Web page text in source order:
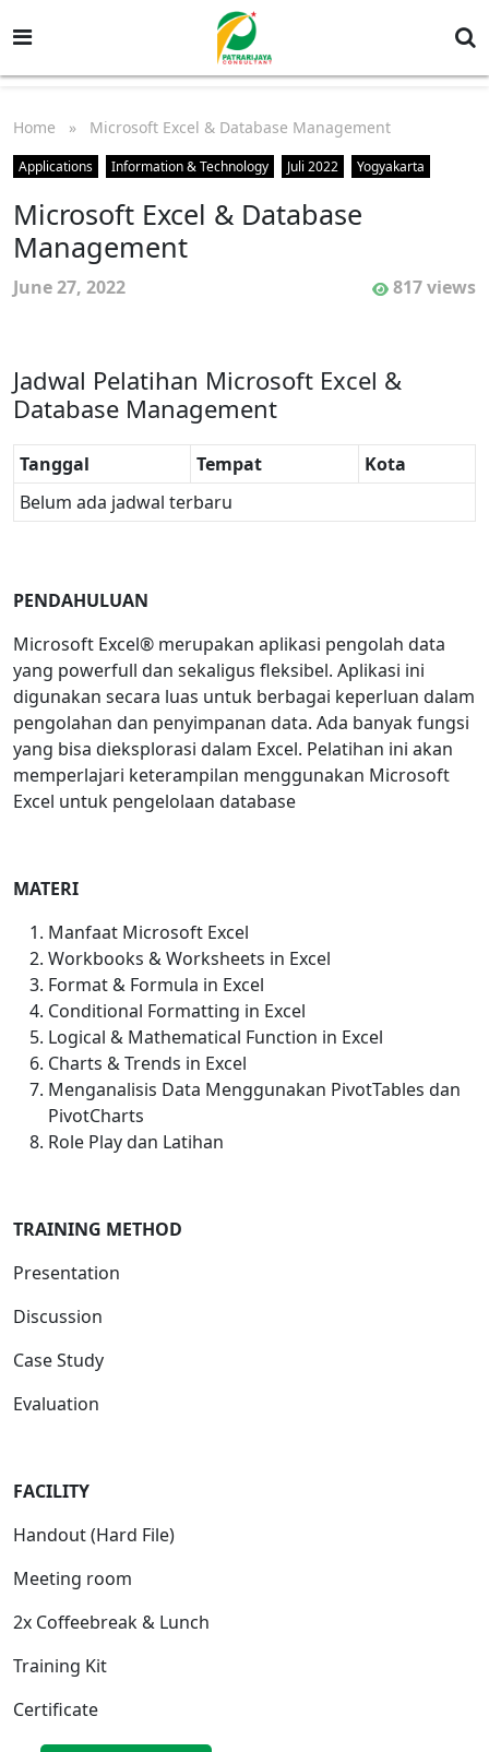
Home » Microsoft Excel & Database Management
Applications Information & Technology Juli 2022 Yogyakarta
Microsoft Excel & Database
Management
June 27, 2022 817 views
Jadwal Pelatihan Microsoft Excel &
Database Management
Tanggal Tempat
Kota
Belum ada jadwal terbaru
PENDAHULUAN
Microsoft Excel® merupakan aplikasi pengolah data
yang powerfull dan sekaligus fleksibel. Aplikasi ini
digunakan secara luas untuk berbagai keperluan dalam
pengolahan dan penyimpanan data. Ada banyak fungsi
yang bisa dieksplorasi dalam Excel. Pelatihan ini akan
memperlajari keterampilan menggunakan Microsoft
Excel untuk pengelolaan database
MATERI
Manfaat Microsoft Excel
Workbooks & Worksheets in Excel
Format & Formula in Excel
Conditional Formatting in Excel
Logical & Mathematical Function in Excel
Charts & Trends in Excel
Menganalisis Data Menggunakan PivotTables dan
PivotCharts
Role Play dan Latihan
TRAINING METHOD
Presentation
Discussion
Case Study
Evaluation
FACILITY
Handout (Hard File)
Meeting room
2x Coffeebreak & Lunch
Training Kit
Certificate